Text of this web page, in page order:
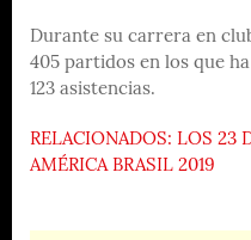
Durante su carrera en
405 partidos en los que
123 asistencias.
RELACIONADOS: LOS 23
AMÉRICA BRASIL 2019